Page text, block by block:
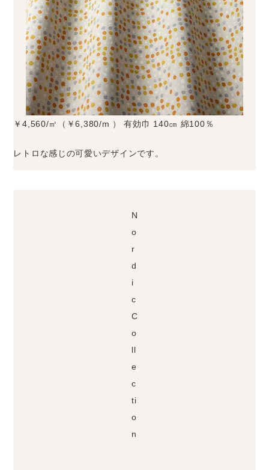
￥4,560/㎡（￥6,380/m ） 有効巾 140㎝ 綿100％
レトロな感じの可愛いデザインです。
N
o
r
d
i
c
C
o
ll
e
c
ti
o
n